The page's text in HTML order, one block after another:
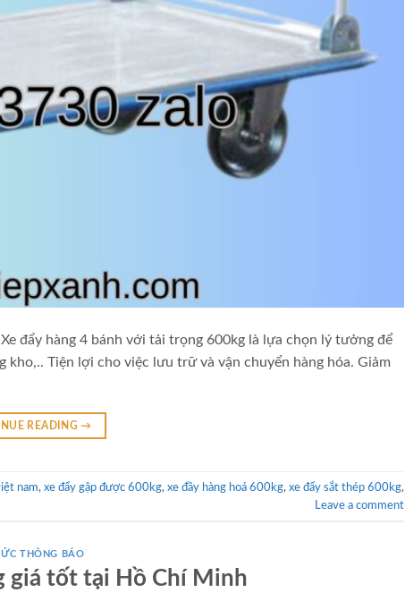
đẩy hàng 4 bánh với tải trọng 600kg là lựa chọn lý tưởng để
kho,.. Tiện lợi cho việc lưu trữ và vận chuyển hàng hóa. Giảm
READING→
nam, xe đẩy gập được 600kg, xe đầy hàng hoá 600kg, xe đẩy sắt thép 600kg,
Leave a comment
THÔNG BÁO
giá tốt tại Hồ Chí Minh